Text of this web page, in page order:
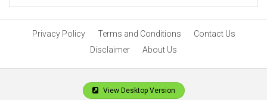
Privacy Policy Terms and Conditions
Contact Us
Disclaimer
About Us
View Desktop Version